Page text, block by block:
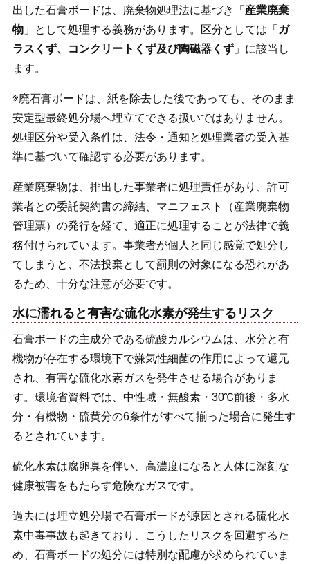
出した石膏ボードは、廃棄物処理法に基づき「 産業廃棄
物」として処理する義務があります。区分としては「 ガ
ラスくず、コンクリートくず及び陶磁器くず」に該当し
ます。
※廃石膏ボードは、紙を除去した後であっても、そのまま
安定型最終処分場へ埋立てできる扱いではありません。
処理区分や受入条件は、法令・通知と処理業者の受入基
準に基づいて確認する必要があります。
産業廃棄物は、排出した事業者に処理責任があり、許可
業者との委託契約書の締結、マニフェスト（産業廃棄物
管理票）の発行を経て、適正に処理することが法律で義
務付けられています。事業者が個人と同じ感覚で処分し
てしまうと、不法投棄として罰則の対象になる恐れがあ
るため、十分な注意が必要です。
水に濡れると有害な硫化水素が発生するリスク
石膏ボードの主成分である硫酸カルシウムは、水分と有
機物が存在する環境下で嫌気性細菌の作用によって還元
され、有害な硫化水素ガスを発生させる場合がありま
す。環境省資料では、中性域・無酸素・30℃前後・多水
分・有機物・硫黄分の6条件がすべて揃った場合に発生す
るとされています。
硫化水素は腐卵臭を伴い、高濃度になると人体に深刻な
健康被害をもたらす危険なガスです。
過去には埋立処分場で石膏ボードが原因とされる硫化水
素中毒事故も起きており、こうしたリスクを回避するた
め、石膏ボードの処分には特別な配慮が求められていま